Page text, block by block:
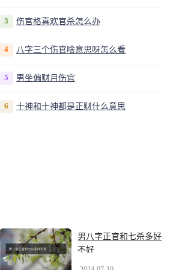
3 伤官格喜欢官杀怎么办
4 八字三个伤官啥意思呀怎么看
5 男坐偏财月伤官
6 十神和十神都是正财什么意思
男八字正官和七杀多好
不好